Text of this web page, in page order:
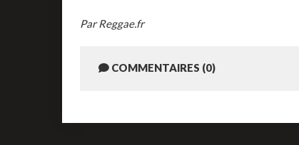
Par Reggae.fr
COMMENTAIRES (0)